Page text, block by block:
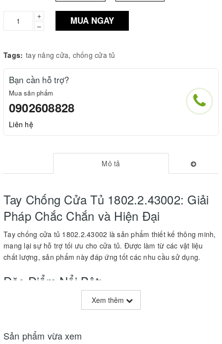
+
–
MUA NGAY
Tags: tay nâng cửa, chống cửa tủ
Bạn cần hỗ trợ?
Mua sản phẩm
0902608828
Liên hệ
Mô tả
Tay Chống Cửa Tủ 1802.2.43002: Giải
Pháp Chắc Chắn và Hiện Đại
Tay chống cửa tủ 1802.2.43002 là sản phẩm thiết kế thông minh,
mang lại sự hỗ trợ tối ưu cho cửa tủ. Được làm từ các vật liệu
chất lượng, sản phẩm này đáp ứng tốt các nhu cầu sử dụng.
Đặc Điểm Nổi Bật:
bền và khả năng chịu lực tốt.
Màu Sắc: Màu bạc sang trọng dễ dàng hòa hợp với nhiều phong
Xem thêm
Sản phẩm vừa xem